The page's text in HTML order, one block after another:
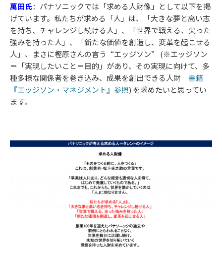
萬田氏： パナソニックでは「求める人財像」として以下を掲
げています。私たちが求める「人」は、「大きな夢と高い志
を持ち、チャレンジし続ける人」、「世界で戦える、尖った
強みを持った人」、「新たな価値を創造し、変革を起こせる
人」、まさに樫原さんの言う“エッジソン” (※エッジソン
＝「実現したいこと＝目的」があり、その実現に向けて、多
種多様な関係者を巻き込み、成果を創出できる人財 書籍
『エッジソン・マネジメント』参照) を求めたいと思ってい
ます。